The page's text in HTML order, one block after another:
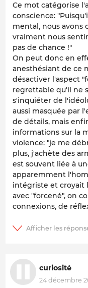
Ce mot catégorise
conscience:
mental, nous
vraiment nous
pas de chance !"
On peut donc en
anesthésiant de ce
désactiver l'aspect
regrettable qu'il ne
s'inquiéter de
aussi masquée par
de détails, mais
informations sur la
violence: "je me
plus, j'achète des
est souvent liée à
apparemment
intégriste et croyait
avec "forcené", on
connexions, de
curiosité
24 décembre